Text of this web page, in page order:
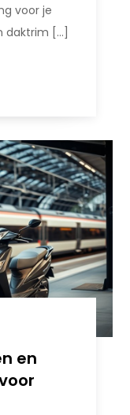
voor je
daktrim […]
en